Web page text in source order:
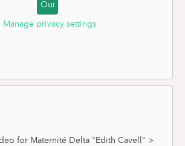
Oui
Manage privacy settings
for Maternité Delta "Edith Cavell" >